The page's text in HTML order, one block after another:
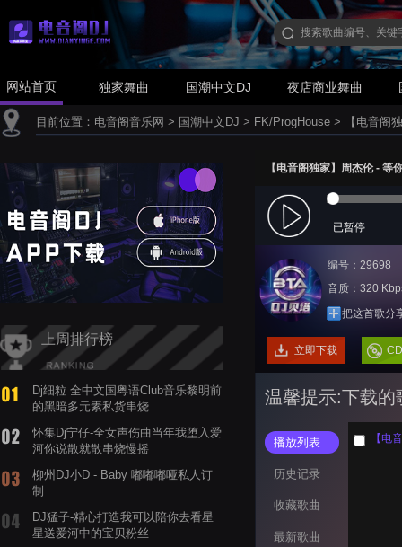
网站首页 独家舞曲 国潮中文DJ 夜店商业舞曲
目前位置： 电音阁音乐网 > 国潮中文DJ > FK/ProgHouse > 【电音阁
上周排行榜
Dj细粒 全中文国粤语Club音乐黎明前
的黑暗多元素私货串烧
怀集Dj宁仔-全女声伤曲当年我堕入爱
河你说散就散串烧慢摇
柳州DJ小D - Baby 嘟嘟嘟哑私人订
制
DJ猛子-精心打造我可以陪你去看星
星送爱河中的宝贝粉丝
【电音阁独家】周杰伦 -
已暂停
编号：29698
音质：320
把这首歌分
立即下载
温馨提示:下载的
播放列表
历史记录
收藏歌曲
最新歌曲
【电